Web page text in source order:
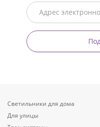
Светильники для дома
Для улицы